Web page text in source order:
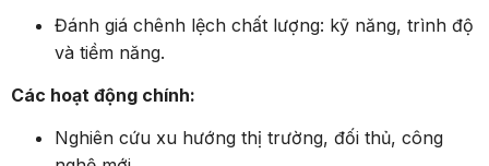
Đánh giá chênh lệch chất lượng: kỹ năng, trình độ
và tiềm năng.
Các hoạt động chính:
Nghiên cứu xu hướng thị trường, đối thủ, công